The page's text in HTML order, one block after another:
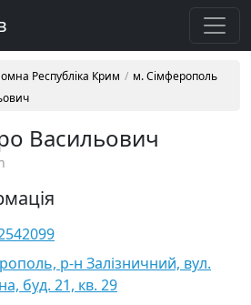
Республіка Крим
м. Сімферополь
Васильович
р-н Залізничний, вул.
буд. 21, кв. 29